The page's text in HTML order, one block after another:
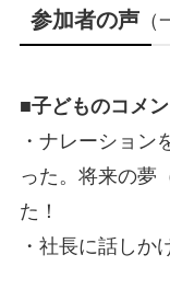
参加者の声（
■子どものコメン
・ナレーション
った。将来の夢
た！
・社長に話しか